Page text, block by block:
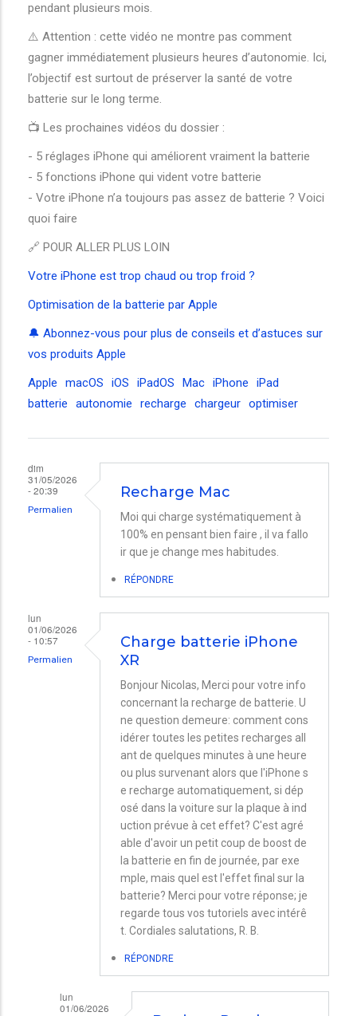
pendant plusieurs mois.
⚠️ Attention : cette vidéo ne montre pas comment
gagner immédiatement plusieurs heures d’autonomie. Ici,
l’objectif est surtout de préserver la santé de votre
batterie sur le long terme.
📺 Les prochaines vidéos du dossier :
- 5 réglages iPhone qui améliorent vraiment la batterie
- 5 fonctions iPhone qui vident votre batterie
- Votre iPhone n’a toujours pas assez de batterie ? Voici
quoi faire
🔗 POUR ALLER PLUS LOIN
Votre iPhone est trop chaud ou trop froid ?
Optimisation de la batterie par Apple
🔔 Abonnez-vous pour plus de conseils et d’astuces sur
vos produits Apple
Apple
macOS iOS iPadOS Mac iPhone
iPad
batterie
autonomie recharge chargeur optimiser
dim
31/05/2026
- 20:39
Permalien
Recharge Mac
Moi qui charge systématiquement à
100% en pensant bien faire , il va fallo
ir que je change mes habitudes.
RÉPONDRE
lun
01/06/2026
- 10:57
Permalien
Charge batterie iPhone
XR
Bonjour Nicolas, Merci pour votre info
concernant la recharge de batterie. U
ne question demeure: comment cons
idérer toutes les petites recharges all
ant de quelques minutes à une heure
ou plus survenant alors que l'iPhone s
e recharge automatiquement, si dép
osé dans la voiture sur la plaque à ind
uction prévue à cet effet? C'est agré
able d'avoir un petit coup de boost de
la batterie en fin de journée, par exe
mple, mais quel est l'effet final sur la
batterie? Merci pour votre réponse; je
regarde tous vos tutoriels avec intérê
t. Cordiales salutations, R. B.
RÉPONDRE
lun
01/06/2026